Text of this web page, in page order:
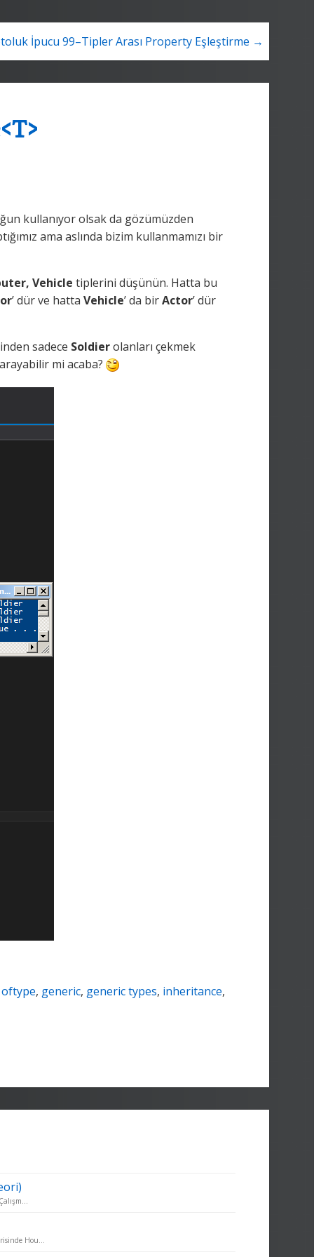
İpucu 99–Tipler Arası Property Eşleştirme →
kullanıyor olsak da gözümüzden
ama aslında bizim kullanmamızı bir
Vehicle tiplerini düşünün. Hatta bu
’ dür ve hatta Vehicle’ da birActor’ dür
sadece Soldierolanları çekmek
mi acaba?
oftype, generic, generic types, inheritance,
Hou...